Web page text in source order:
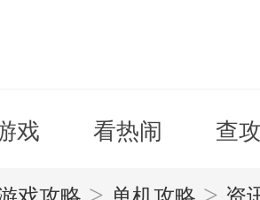
戏 看热闹 查